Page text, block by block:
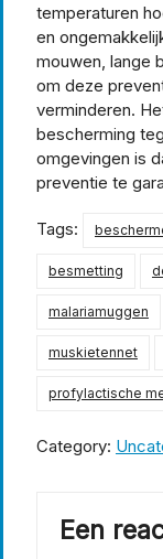
temperaturen
en
mouwen, lange
om deze
verminderen.
bescherming
omgevingen is
preventie te
Tags:
besmetting
malariamuggen
muskietennet
profylactische
Category:
Een